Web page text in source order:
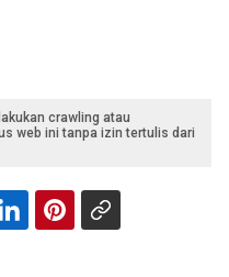
crawling atau
web ini tanpa izin tertulis dari